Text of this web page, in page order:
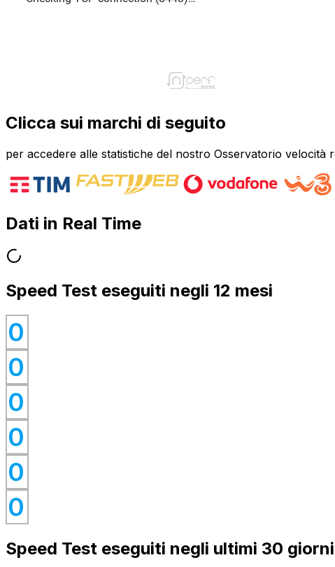
Clicca sui marchi di seguito
per accedere alle statistiche del nostro Osservatorio velocità
Dati in Real Time
Speed Test eseguiti negli 12 mesi
0
0
0
0
0
0
0
0
0
0
0
0
Speed Test eseguiti negli ultimi 30 giorni